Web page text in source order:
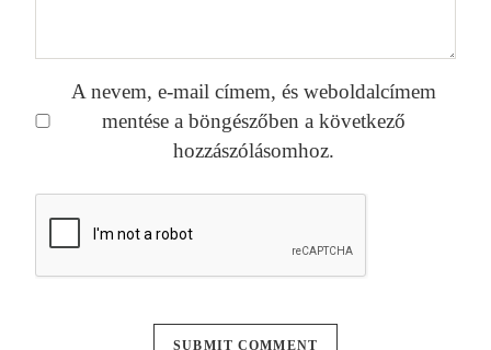
A nevem, e-mail címem, és weboldalcímem
mentése a böngészőben a következő
hozzászólásomhoz.